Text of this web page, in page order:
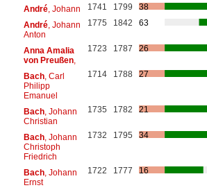
André, Johann 1741 1799
38
André, Johann
Anton
1775 1842 63
Anna Amalia
von Preußen,
1723 1787 26
Bach, Carl
Philipp
Emanuel
1714 1788 27
Bach, Johann
Christian
1735 1782 21
Bach, Johann
Christoph
Friedrich
1732 1795 34
Bach, Johann
Ernst
1722 1777 16